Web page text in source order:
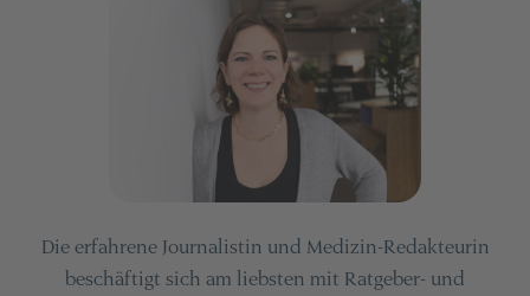
Die erfahrene Journalistin und Medizin-Redakteurin
beschäftigt sich am liebsten mit Ratgeber- und